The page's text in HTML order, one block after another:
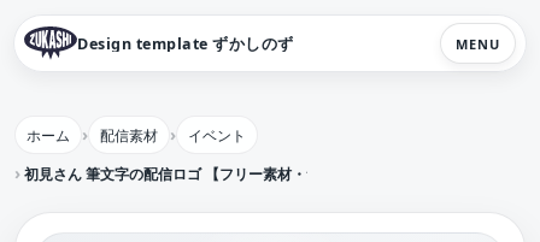
Design template ずかしのず MENU
ホーム 配信素材
イベント
初見さん 筆文字の配信ロゴ 【フリー素材・サムネ素材】